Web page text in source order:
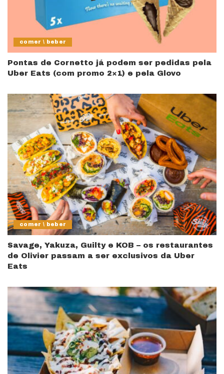
comer \ beber
Pontas de Cornetto já podem ser pedidas pela
Uber Eats (com promo 2×1) e pela Glovo
comer \ beber
Savage, Yakuza, Guilty e KOB – os restaurantes
de Olivier passam a ser exclusivos da Uber
Eats